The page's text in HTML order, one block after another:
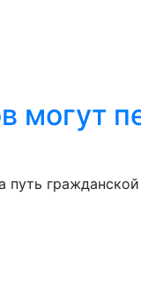
могут
путь